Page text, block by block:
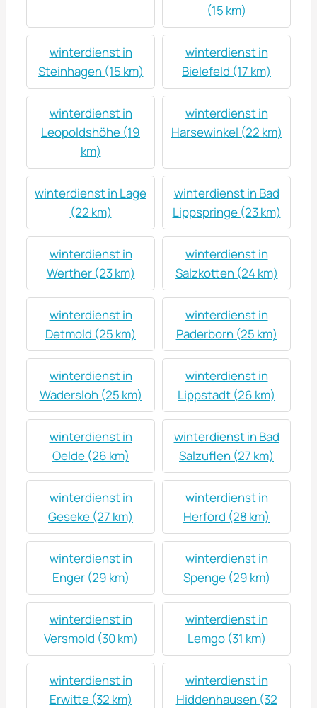
(15 km)
winterdienst in
Steinhagen (15 km)
winterdienst in
Bielefeld (17 km)
winterdienst in
Leopoldshöhe (19
km)
winterdienst in
Harsewinkel (22 km)
winterdienst in Lage
(22 km)
winterdienst in Bad
Lippspringe (23 km)
winterdienst in
Werther (23 km)
winterdienst in
Salzkotten (24 km)
winterdienst in
Detmold (25 km)
winterdienst in
Paderborn (25 km)
winterdienst in
Wadersloh (25 km)
winterdienst in
Lippstadt (26 km)
winterdienst in
Oelde (26 km)
winterdienst in Bad
Salzuflen (27 km)
winterdienst in
Geseke (27 km)
winterdienst in
Herford (28 km)
winterdienst in
Enger (29 km)
winterdienst in
Spenge (29 km)
winterdienst in
Versmold (30 km)
winterdienst in
Lemgo (31 km)
winterdienst in
Erwitte (32 km)
winterdienst in
Hiddenhausen (32